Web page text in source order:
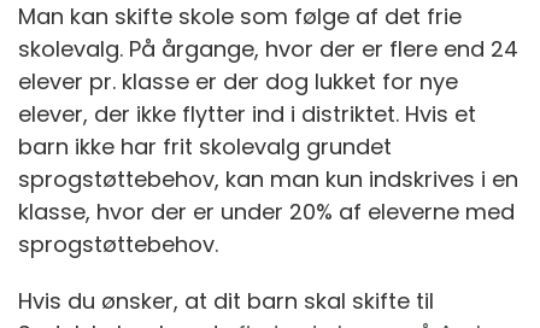
Man kan skifte skole som følge af det frie
skolevalg. På årgange, hvor der er flere end 24
elever pr. klasse er der dog lukket for nye
elever, der ikke flytter ind i distriktet. Hvis et
barn ikke har frit skolevalg grundet
sprogstøttebehov, kan man kun indskrives i en
klasse, hvor der er under 20% af eleverne med
sprogstøttebehov.
Hvis du ønsker, at dit barn skal skifte til